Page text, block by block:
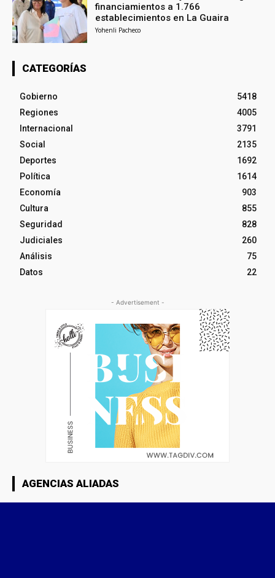
financiamientos a 1.766
establecimientos en La Guaira
Yohenli Pacheco
CATEGORÍAS
Gobierno
5418
Regiones
4005
Internacional
3791
Social
2135
Deportes
1692
Política
1614
Economía
903
Cultura
855
Seguridad
828
Judiciales
260
Análisis
75
Datos
22
- Advertisement -
AGENCIAS ALIADAS